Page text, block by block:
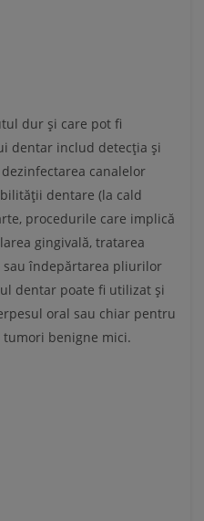
dur și care pot fi
dentar includ detecția și
canalelor
dentare (la cald
procedurile care implică
gingivală, tratarea
îndepărtarea pliurilor
dentar poate fi utilizat și
oral sau chiar pentru
benigne mici.